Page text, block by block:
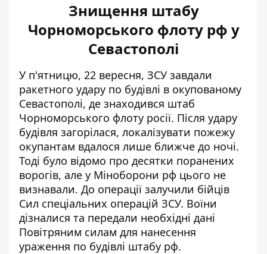
Знищення штабу
Чорноморського флоту рф у
Севастополі
У п'ятницю, 22 вересня, ЗСУ завдали
ракетного удару по будівлі в окупованому
Севастополі, де знаходився штаб
Чорноморського флоту росії. Після удару
будівля загорілася, локалізувати пожежу
окупантам вдалося лише ближче до ночі.
Тоді було відомо про десятки поранених
ворогів, але у Міноборони рф цього не
визнавали. До операції залучили бійців
Сил спеціальних операцій ЗСУ. Воїни
дізналися та передали необхідні дані
Повітряним силам для нанесення
ураження по будівлі штабу рф.